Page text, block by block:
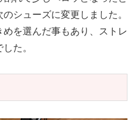
シューズに変更しました。
を選んだ事もあり、ストレ
た。